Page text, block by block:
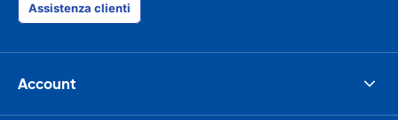
Assistenza clienti
Account